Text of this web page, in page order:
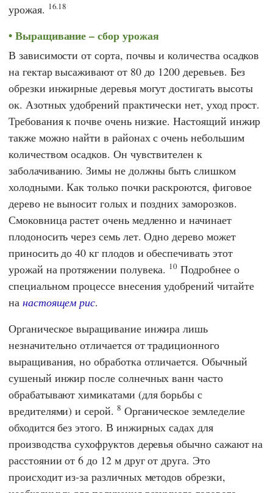
урожая. 16.18
Выращивание – сбор урожая
В зависимости от сорта, почвы и количества осадков
на гектар высаживают от 80 до 1200 деревьев. Без
обрезки инжирные деревья могут достигать высоты
ок. Азотных удобрений практически нет, уход прост.
Требования к почве очень низкие. Настоящий инжир
также можно найти в районах с очень небольшим
количеством осадков. Он чувствителен к
заболачиванию. Зимы не должны быть слишком
холодными. Как только почки раскроются, фиговое
дерево не выносит голых и поздних заморозков.
Смоковница растет очень медленно и начинает
плодоносить через семь лет. Одно дерево может
приносить до 40 кг плодов и обеспечивать этот
урожай на протяжении полувека. 10 Подробнее о
специальном процессе внесения удобрений читайте
на настоящем рис.
Органическое выращивание инжира лишь
незначительно отличается от традиционного
выращивания, но обработка отличается. Обычный
сушеный инжир после солнечных ванн часто
обрабатывают химикатами (для борьбы с
вредителями) и серой. 8 Органическое земледелие
обходится без этого. В инжирных садах для
производства сухофруктов деревья обычно сажают на
расстоянии от 6 до 12 м друг от друга. Это
происходит из-за различных методов обрезки,